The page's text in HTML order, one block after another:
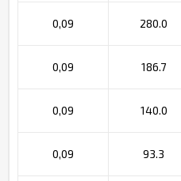
0,09 280.0
0,09 186.7
0,09 140.0
0,09 93.3